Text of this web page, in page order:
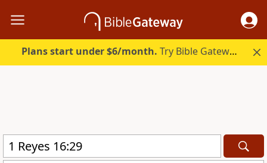
Plans start under $6/month. Try Bible Gateway Plus.